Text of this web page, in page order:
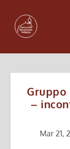
–
Mar 21,